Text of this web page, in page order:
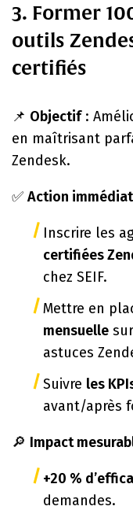
3. Former
outils
certifiés
📌 Objectif:
en maîtrisant
Zendesk.
✅ Action
Inscrire les
certifiées
chez SEIF.
Mettre en
mensuelle
astuces
Suivre les
avant/après
🔎 Impact
+20 %
demandes.